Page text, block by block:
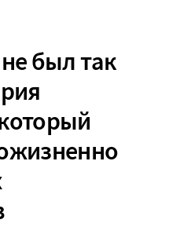
был так